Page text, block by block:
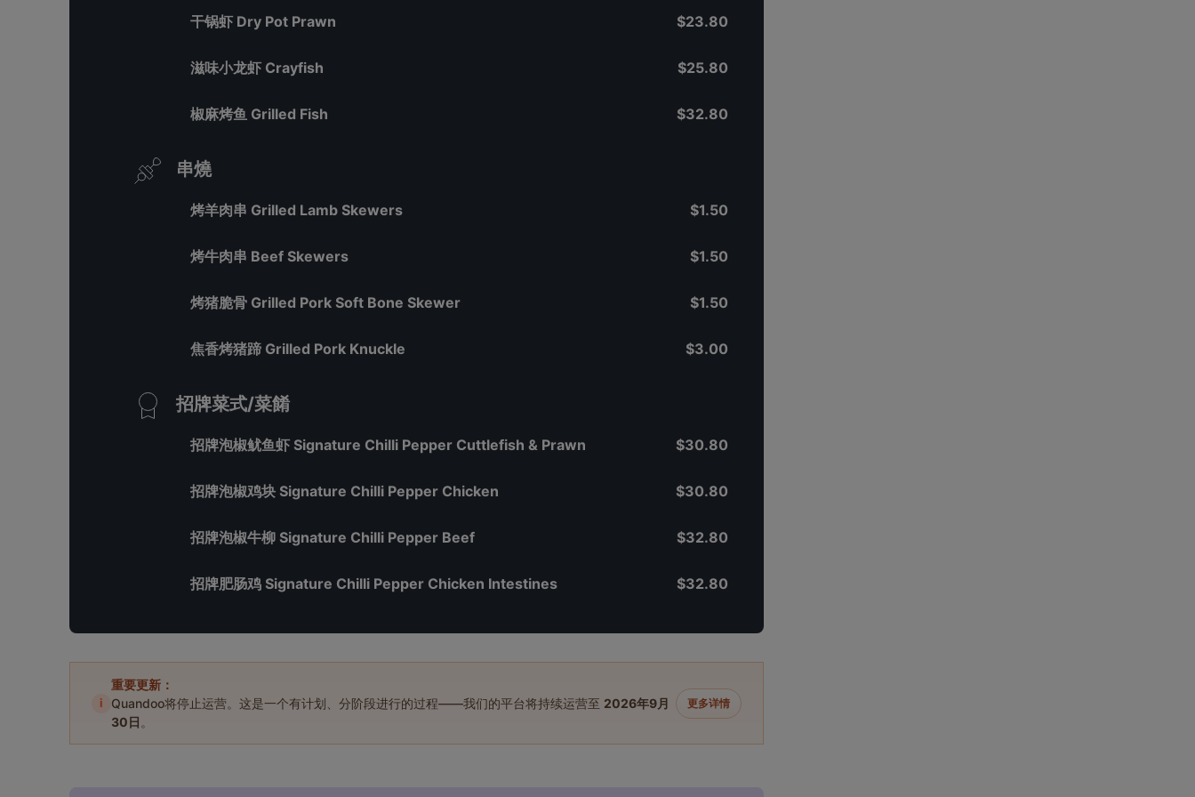
干锅虾 Dry Pot Prawn $23.80
滋味小龙虾 Crayfish $25.80
椒麻烤鱼 Grilled Fish $32.80
串燒
烤羊肉串 Grilled Lamb Skewers $1.50
烤牛肉串 Beef Skewers $1.50
烤猪脆骨 Grilled Pork Soft Bone Skewer $1.50
焦香烤猪蹄 Grilled Pork Knuckle $3.00
招牌菜式/菜餚
招牌泡椒鱿鱼虾 Signature Chilli Pepper Cuttlefish & Prawn $30.80
招牌泡椒鸡块 Signature Chilli Pepper Chicken $30.80
招牌泡椒牛柳 Signature Chilli Pepper Beef $32.80
招牌肥肠鸡 Signature Chilli Pepper Chicken Intestines $32.80
i
重要更新：
Quandoo将停止运营。这是一个有计划、分阶段进行的过程——我们的平台将持续运营至 2026年9月
30日 。
更多详情